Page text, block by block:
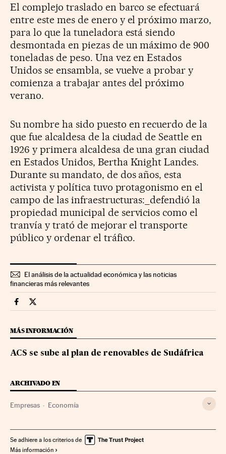
El complejo traslado en barco se efectuará
entre este mes de enero y el próximo marzo,
para lo que la tuneladora está siendo
desmontada en piezas de un máximo de 900
toneladas de peso. Una vez en Estados
Unidos se ensambla, se vuelve a probar y
comienza a trabajar antes del próximo
verano.
Su nombre ha sido puesto en recuerdo de la
que fue alcaldesa de la ciudad de Seattle en
1926 y primera alcaldesa de una gran ciudad
en Estados Unidos, Bertha Knight Landes.
Durante su mandato, de dos años, esta
activista y política tuvo protagonismo en el
campo de las infraestructuras:_defendió la
propiedad municipal de servicios como el
tranvía y trató de mejorar el transporte
público y ordenar el tráfico.
El análisis de la actualidad económica y las noticias
financieras más relevantes
Companias Cinco Días en Facebook
Companias Cinco Días en Twitter
MÁS INFORMACIÓN
ACS se sube al plan de renovables de Sudáfrica
ARCHIVADO EN
Empresas Economía
Se adhiere a los criterios de
Más información